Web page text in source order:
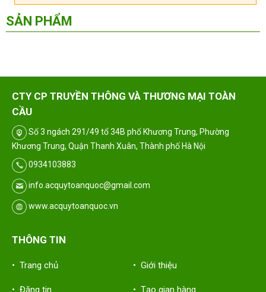
SẢN PHẨM
CTY CP TRUYỀN THÔNG VÀ THƯƠNG MẠI TOÀN
CẦU
Số 3 ngách 291/49 tổ 34B phố Khương Trung, Phường
Khương Trung, Quận Thanh Xuân, Thành phố Hà Nội
0934103883
info.acquytoanquoc@gmail.com
www.acquytoanquoc.vn
THÔNG TIN
• Trang chủ • Giới thiệu
• Đăng tin • Tạo gian hàng